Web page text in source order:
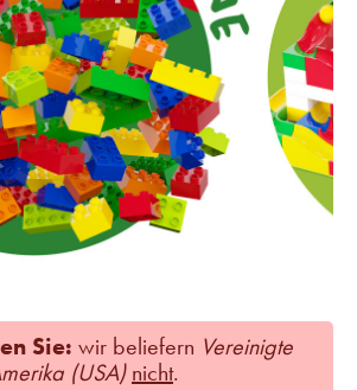
Sie: wir beliefern Vereinigte
(USA) nicht.